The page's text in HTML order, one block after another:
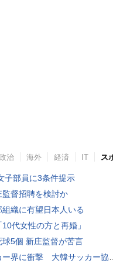
治 海外 経済 IT ス
子部員に3条件提示
監督招聘を検討か
織に有望日本人いる
代女性の方と再婚」
球5個 新庄監督が苦言
サッカー協会に外国人審判への“性的接待”疑惑 韓国メディアが報道